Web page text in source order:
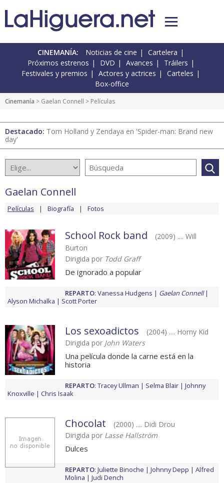
CINEMANÍA: Noticias de cine
Cartelera
Próximos estrenos
DVD Avances
Tráilers
Festivales y premios
Actores y actrices
Carteles
Box-office
Cinemanía > Gaelan Connell > Películas
Destacado: Tom Holland y Zendaya en 'Spider-man: Brand new
day'
Gaelan Connell
Películas Biografía Fotos
School Rock band
(2009) .... Will
Burton
Dirigida por Todd Graff
De ignorado a popular
REPARTO: Vanessa Hudgens
Gaelan Connell
Alyson Michalka
Scott Porter
Los sexoadictos
(2004) .... Horny Kid
Dirigida por John Waters
Una película donde la carne está en la
historia
REPARTO: Tracey Ullman Selma Blair
Johnny
Knoxville
Chris Isaak
Chocolat
(2000) .... Didi Drou
Dirigida por Lasse Hallström
Dulces
REPARTO: Juliette Binoche Johnny Depp
Alfred
Molina
Judi Dench